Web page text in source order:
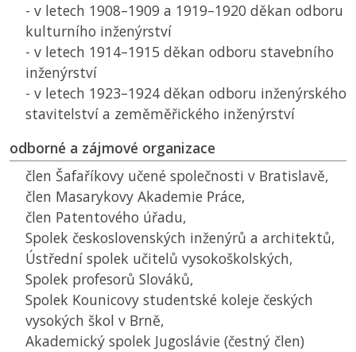
- v letech 1908–1909 a 1919–1920 děkan odboru
kulturního inženýrství
- v letech 1914–1915 děkan odboru stavebního
inženýrství
- v letech 1923–1924 děkan odboru inženýrského
stavitelství a zeměměřického inženýrství
odborné a zájmové organizace
člen Šafaříkovy učené společnosti v Bratislavě,
člen Masarykovy Akademie Práce,
člen Patentového úřadu,
Spolek československých inženýrů a architektů,
Ústřední spolek učitelů vysokoškolských,
Spolek profesorů Slováků,
Spolek Kounicovy studentské koleje českých
vysokých škol v Brně,
Akademický spolek Jugoslávie (čestný člen)